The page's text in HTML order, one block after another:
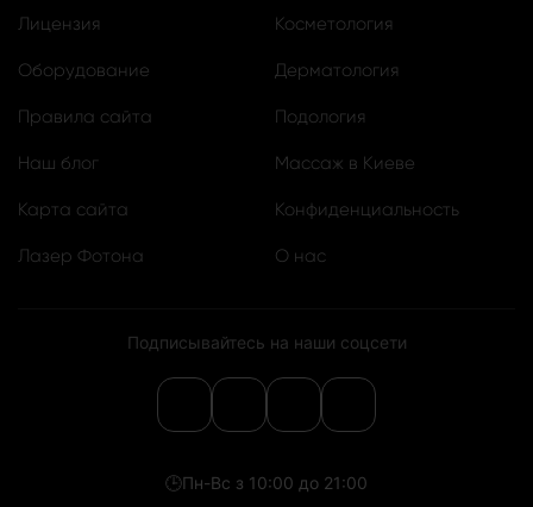
Лицензия
Оборудование
Правила сайта
Наш блог
Карта сайта
Лазер Фотона
Косметология
Дерматология
Подология
Массаж в Киеве
Конфиденциальность
О нас
Подписывайтесь на наши соцсети
🕒Пн-Вс з 10:00 до 21:00